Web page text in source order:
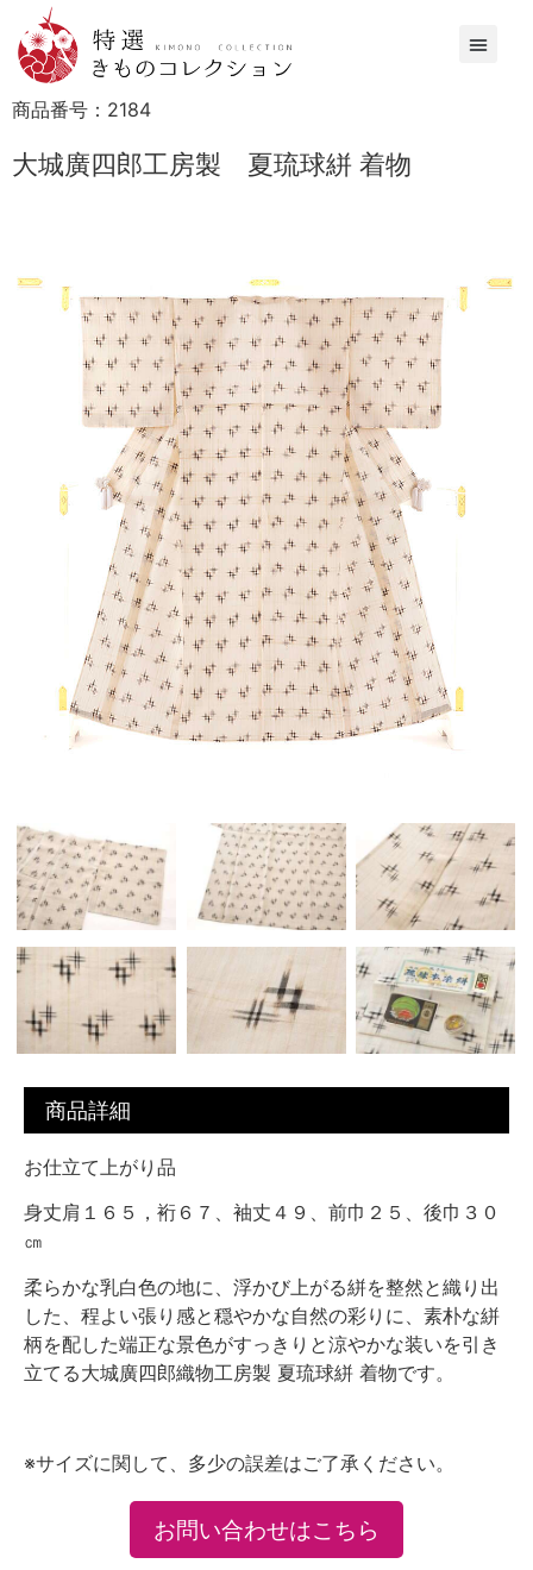
商品番号： 2184
大城廣四郎工房製 夏琉球絣 着物
商品詳細
お仕立て上がり品
身丈肩１６５，裄６７、袖丈４９、前巾２５、後巾３０
㎝
柔らかな乳白色の地に、浮かび上がる絣を整然と織り出
した、程よい張り感と穏やかな自然の彩りに、素朴な絣
柄を配した端正な景色がすっきりと涼やかな装いを引き
立てる大城廣四郎織物工房製 夏琉球絣 着物です。
※サイズに関して、多少の誤差はご了承ください。
お問い合わせはこちら